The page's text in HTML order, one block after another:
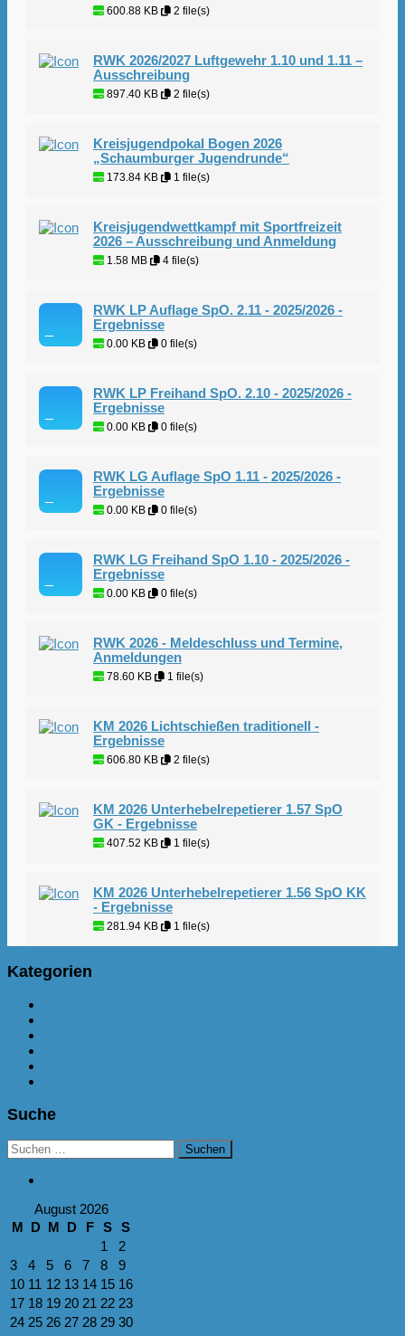
600.88 KB 2 file(s)
RWK 2026/2027 Luftgewehr 1.10 und 1.11 –
Ausschreibung
897.40 KB 2 file(s)
Kreisjugendpokal Bogen 2026
„Schaumburger Jugendrunde“
173.84 KB 1 file(s)
Kreisjugendwettkampf mit Sportfreizeit
2026 – Ausschreibung und Anmeldung
1.58 MB 4 file(s)
RWK LP Auflage SpO. 2.11 - 2025/2026 -
Ergebnisse
0.00 KB 0 file(s)
RWK LP Freihand SpO. 2.10 - 2025/2026 -
Ergebnisse
0.00 KB 0 file(s)
RWK LG Auflage SpO 1.11 - 2025/2026 -
Ergebnisse
0.00 KB 0 file(s)
RWK LG Freihand SpO 1.10 - 2025/2026 -
Ergebnisse
0.00 KB 0 file(s)
RWK 2026 - Meldeschluss und Termine,
Anmeldungen
78.60 KB 1 file(s)
KM 2026 Lichtschießen traditionell -
Ergebnisse
606.80 KB 2 file(s)
KM 2026 Unterhebelrepetierer 1.57 SpO
GK - Ergebnisse
407.52 KB 1 file(s)
KM 2026 Unterhebelrepetierer 1.56 SpO KK
- Ergebnisse
281.94 KB 1 file(s)
Kategorien
Suche
Suchen
nach:
August 2026
M D M D F S S
1
2
3
4 5 6 7 8
9
10 11 12 13 14 15 16
17 18 19 20 21 22 23
24 25 26 27 28 29 30